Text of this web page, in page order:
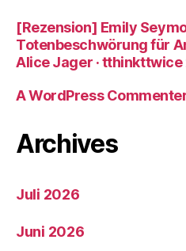
[Rezension] Emily
Totenbeschwörung für
Alice Jager · tthinkttwice
A WordPress
Archives
Juli 2026
Juni 2026